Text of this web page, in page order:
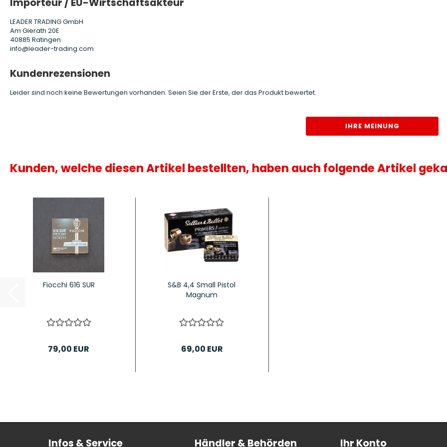
LEADER TRADING GmbH
Am Gierath 20E
40885 Ratingen
info@leader-trading.com
Kundenrezensionen
Leider sind noch keine Bewertungen vorhanden. Seien Sie der Erste, der das Produkt bewertet.
IHRE MEINUNG
Kunden, welche diesen Artikel bestellten, haben auch folgende Artikel
Fiocchi 616 SUR
79,00 EUR
S&B 4,4 Small Pistol
Magnum
69,00 EUR
Infos & Service Händler & Behörden Ihr Konto